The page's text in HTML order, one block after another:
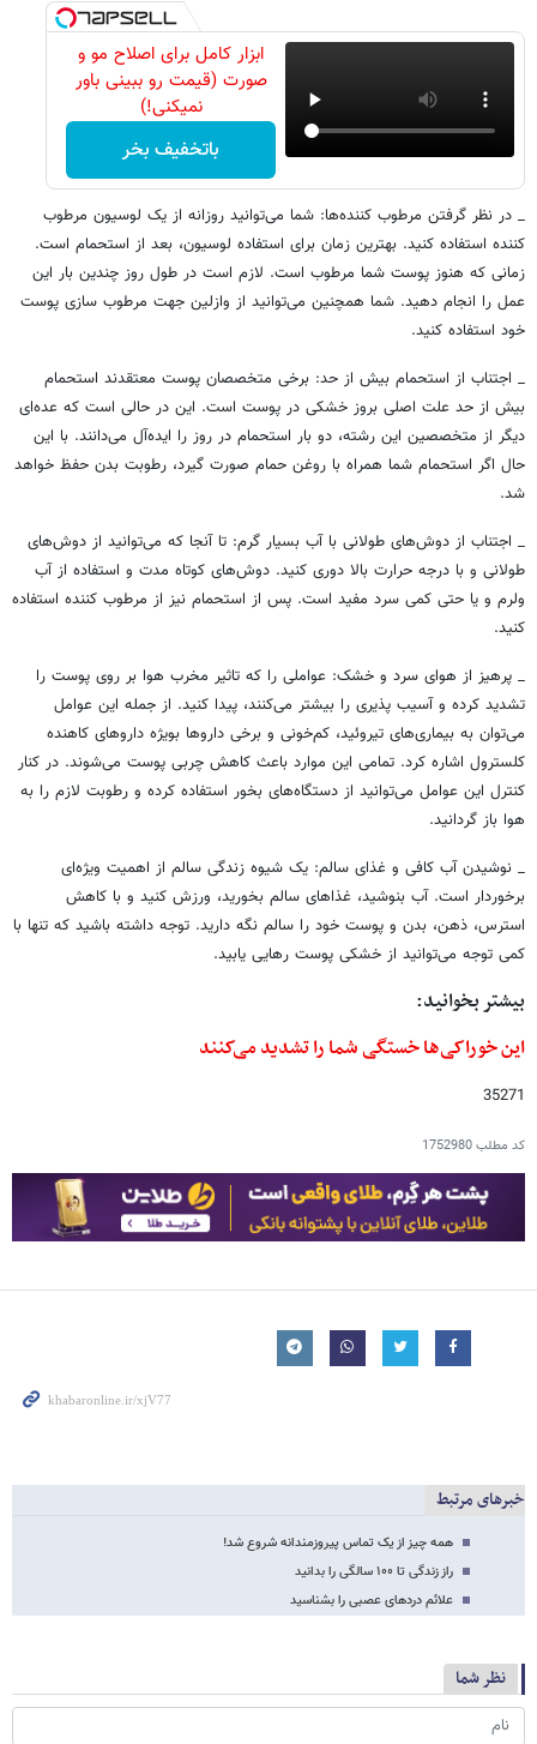
ابزار کامل برای اصلاح مو و
صورت (قیمت رو ببینی باور
نمیکنی!)
باتخفیف بخر
_ در نظر گرفتن مرطوب کننده‌ها: شما می‌توانید روزانه از یک لوسیون مرطوب
کننده استفاده کنید. بهترین زمان برای استفاده لوسیون، بعد از استحمام است.
زمانی که هنوز پوست شما مرطوب است. لازم است در طول روز چندین بار این
عمل را انجام دهید. شما همچنین می‌توانید از وازلین جهت مرطوب سازی پوست
خود استفاده کنید.
_ اجتناب از استحمام بیش از حد: برخی متخصصان پوست معتقدند استحمام
بیش از حد علت اصلی بروز خشکی در پوست است. این در حالی است که عده‌ای
دیگر از متخصصین این رشته، دو بار استحمام در روز را ایده‌آل می‌دانند. با این
حال اگر استحمام شما همراه با روغن حمام صورت گیرد، رطوبت بدن حفظ خواهد
شد.
_ اجتناب از دوش‌های طولانی با آب بسیار گرم: تا آنجا که می‌توانید از دوش‌های
طولانی و با درجه حرارت بالا دوری کنید. دوش‌های کوتاه مدت و استفاده از آب
ولرم و یا حتی کمی سرد مفید است. پس از استحمام نیز از مرطوب کننده استفاده
کنید.
_ پرهیز از هوای سرد و خشک: عواملی را که تاثیر مخرب هوا بر روی پوست را
تشدید کرده و آسیب پذیری را بیشتر می‌کنند، پیدا کنید. از جمله این عوامل
می‌توان به بیماری‌های تیروئید، کم‌خونی و برخی داروها بویژه داروهای کاهنده
کلسترول اشاره کرد. تمامی این موارد باعث کاهش چربی پوست می‌شوند. در کنار
کنترل این عوامل می‌توانید از دستگاه‌های بخور استفاده کرده و رطوبت لازم را به
هوا باز گردانید.
_ نوشیدن آب کافی و غذای سالم: یک شیوه زندگی سالم از اهمیت ویژه‌ای
برخوردار است. آب بنوشید، غذاهای سالم بخورید، ورزش کنید و با کاهش
استرس، ذهن، بدن و پوست خود را سالم نگه دارید. توجه داشته باشید که تنها با
کمی توجه می‌توانید از خشکی پوست رهایی یابید.
بیشتر بخوانید:
این خوراکی‌ها خستگی شما را تشدید می‌کنند
35271
کد مطلب1752980
خبرهای مرتبط
همه چیز از یک تماس پیروزمندانه شروع شد!
راز زندگی تا ۱۰۰ سالگی را بدانید
علائم دردهای عصبی را بشناسید
نظر شما